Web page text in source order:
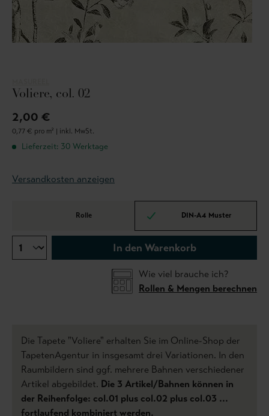
Voliere, col. 02
2,00 €
0,77 € pro m² | inkl. MwSt.
Lieferzeit: 30 Werktage
Versandkosten anzeigen
Rolle DIN-A4 Muster
In den Warenkorb
Wie viel brauche ich?
Rollen & Mengen berechnen
Die Tapete "Voliere" erhalten Sie im Online-Shop der
TapetenAgentur in insgesamt drei Variationen. In den
Raumbildern sind ggf. mehrere Bahnen verschiedener
Artikel abgebildet. Die 3 Artikel/Bahnen können in
der Reihenfolge: col.01 plus col.02 plus col.03 ...
fortlaufend kombiniert werden.